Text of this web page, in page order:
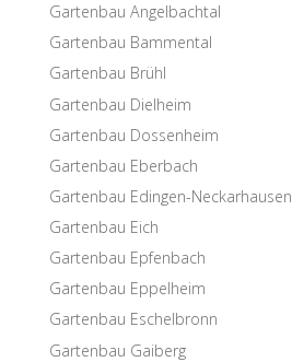
Garten­bau Angelbachtal
Garten­bau Bammental
Garten­bau Brühl
Garten­bau Dielheim
Garten­bau Dossenheim
Garten­bau Eberbach
Garten­bau Edingen-Neckarhausen
Garten­bau Eich
Garten­bau Epfenbach
Garten­bau Eppelheim
Garten­bau Eschelbronn
Garten­bau Gaiberg